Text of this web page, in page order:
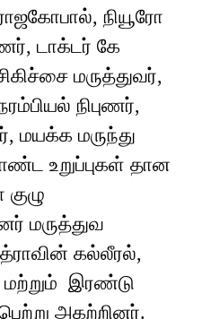
நியூரோ
டாக்டர் கே
மருத்துவர்,
நிபுணர்,
மயக்க மருந்து
உறுப்புகள் தான
மருத்துவ
கல்லீரல்,
மற்றும் இரண்டு
அகற்றினர்.